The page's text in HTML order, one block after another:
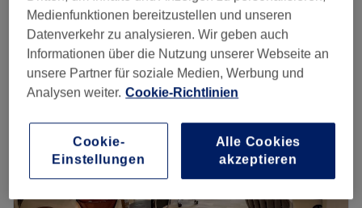
Montag 10:00 –19:00
Dienstag
10:00–19:00
Mittwoch
10:00– 19:00
Donnerstag
10:00– 19:00
Freitag
Samstag
11:00–18:00
Sonntag
Geschlossen
Du fühlst dich unausgeglichen und gestresst oder
möchtest deinem Körper und Geist einfach mal wieder
Medienfunktionen bereitzustellen und unseren
Datenverkehr zu analysieren. Wir geben auch
Informationen über die Nutzung unserer Webseite an
unsere Partner für soziale Medien, Werbung und
Analysen weiter. Cookie-Richtlinien
Cookie-
Einstellungen
Alle Cookies
akzeptieren